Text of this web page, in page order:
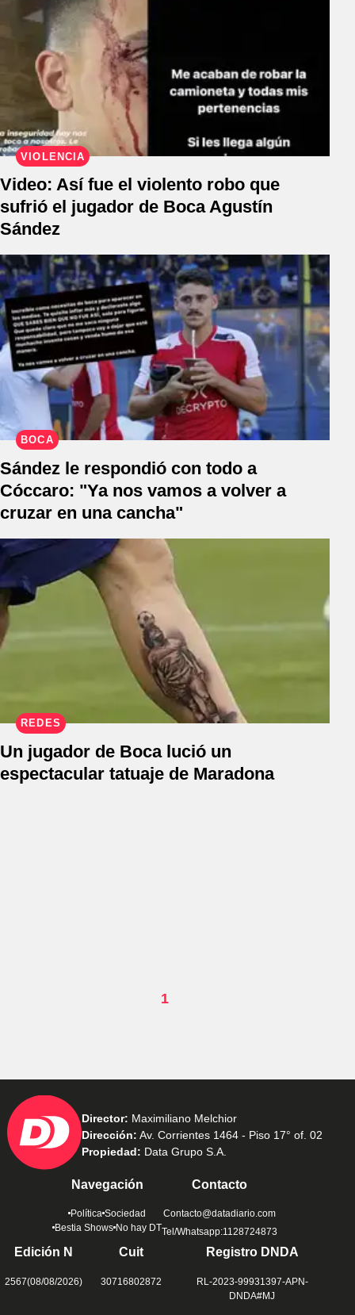
VIOLENCIA
Video: Así fue el violento robo que
sufrió el jugador de Boca Agustín
Sández
BOCA
Sández le respondió con todo a
Cóccaro: "Ya nos vamos a volver a
cruzar en una cancha"
REDES
Un jugador de Boca lució un
espectacular tatuaje de Maradona
1
Director: Maximiliano Melchior
Dirección: Av. Corrientes 1464 - Piso 17° of. 02
Propiedad: Data Grupo S.A.
Navegación
Política Sociedad
Bestia Shows No hay DT
Contacto
Contacto@datadiario.com
Tel/Whatsapp:1128724873
Edición N
2567(08/08/2026)
Cuit
30716802872
Registro DNDA
RL-2023-99931397-APN-
DNDA#MJ